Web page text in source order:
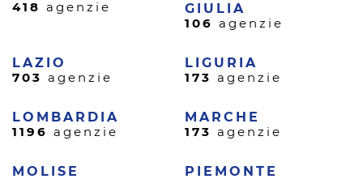
418 agenzie
GIULIA
106 agenzie
LAZIO
703 agenzie
LIGURIA
173 agenzie
LOMBARDIA
1196 agenzie
MARCHE
173 agenzie
MOLISE PIEMONTE